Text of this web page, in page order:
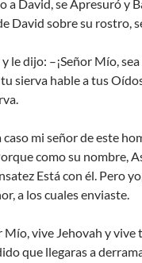
a David, se Apresuró y
David sobre su rostro,
y le dijo: –¡Señor Mío,
sierva hable a tus
caso mi señor de este
como su nombre,
Está con él. Pero
a los cuales enviaste.
Mío, vive Jehovah y vive
que llegaras a